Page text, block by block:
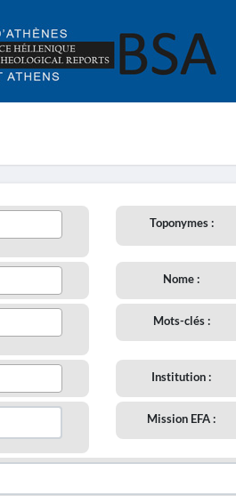
Toponymes :
Nome :
Mots-clés :
Institution :
Mission EFA :